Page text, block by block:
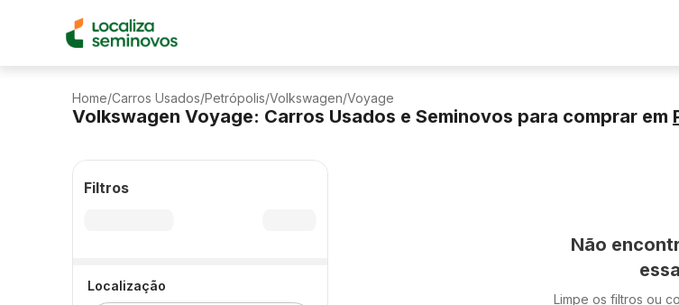
Home/Carros Usados/Petrópolis/Volkswagen/Voyage
Volkswagen Voyage: Carros Usados e Seminovos para comprar em
Filtros
Localização
Não
Limpe os filtros ou